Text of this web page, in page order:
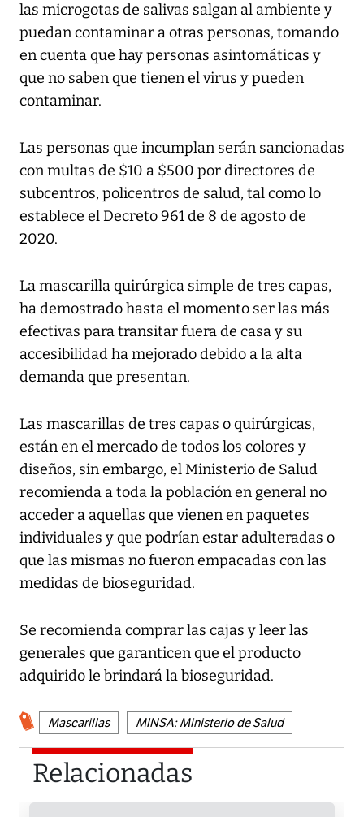
las microgotas de salivas salgan al ambiente y
puedan contaminar a otras personas, tomando
en cuenta que hay personas asintomáticas y
que no saben que tienen el virus y pueden
contaminar.
Las personas que incumplan serán sancionadas
con multas de $10 a $500 por directores de
subcentros, policentros de salud, tal como lo
establece el Decreto 961 de 8 de agosto de
2020.
La mascarilla quirúrgica simple de tres capas,
ha demostrado hasta el momento ser las más
efectivas para transitar fuera de casa y su
accesibilidad ha mejorado debido a la alta
demanda que presentan.
Las mascarillas de tres capas o quirúrgicas,
están en el mercado de todos los colores y
diseños, sin embargo, el Ministerio de Salud
recomienda a toda la población en general no
acceder a aquellas que vienen en paquetes
individuales y que podrían estar adulteradas o
que las mismas no fueron empacadas con las
medidas de bioseguridad.
Se recomienda comprar las cajas y leer las
generales que garanticen que el producto
adquirido le brindará la bioseguridad.
Mascarillas MINSA: Ministerio de Salud
Relacionadas